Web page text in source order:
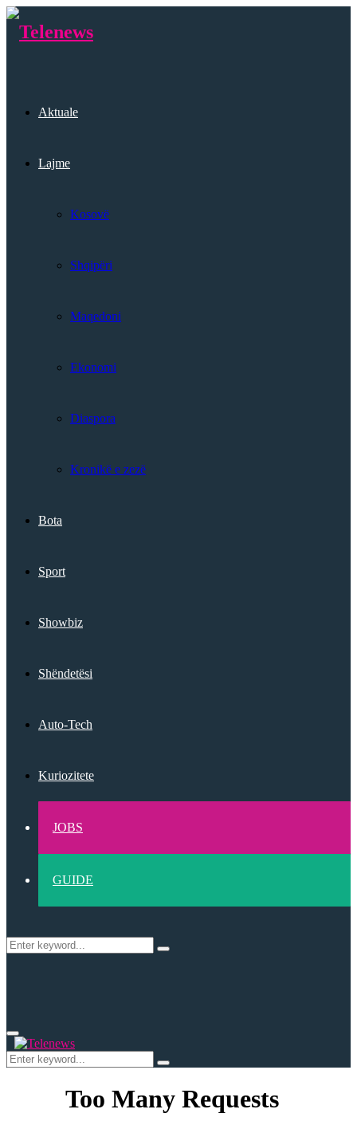
Aktuale
Lajme
Kosovë
Shqipëri
Maqedoni
Ekonomi
Diaspora
Kronikë e zezë
Bota
Sport
Showbiz
Shëndetësi
Auto-Tech
Kuriozitete
JOBS
GUIDE
Search
Search
Primary
Menu
Search
for:
Search